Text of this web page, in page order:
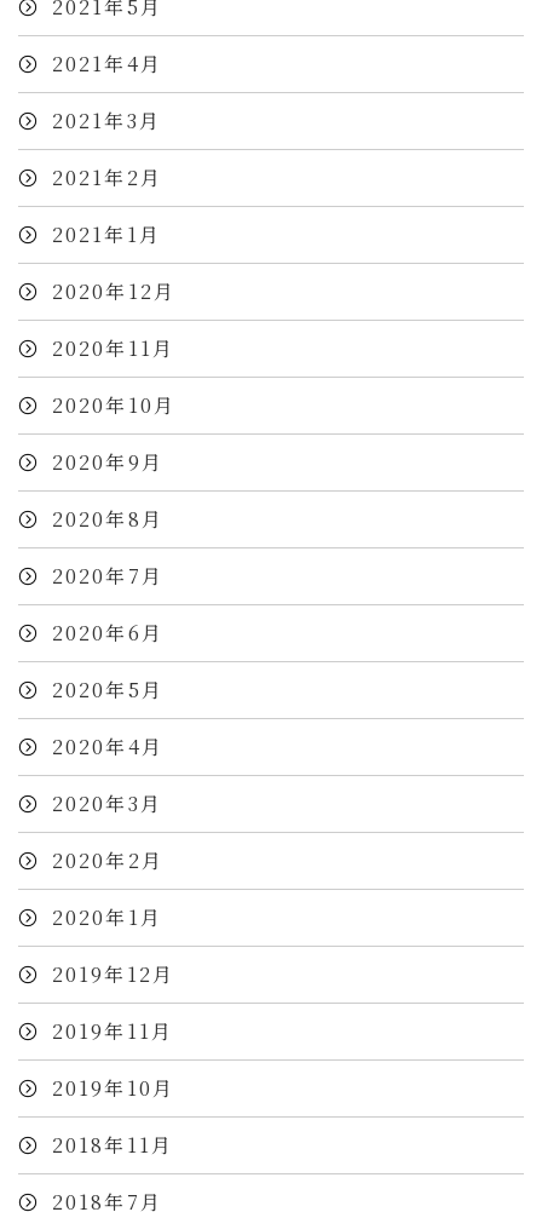
2021年5月
2021年4月
2021年3月
2021年2月
2021年1月
2020年12月
2020年11月
2020年10月
2020年9月
2020年8月
2020年7月
2020年6月
2020年5月
2020年4月
2020年3月
2020年2月
2020年1月
2019年12月
2019年11月
2019年10月
2018年11月
2018年7月